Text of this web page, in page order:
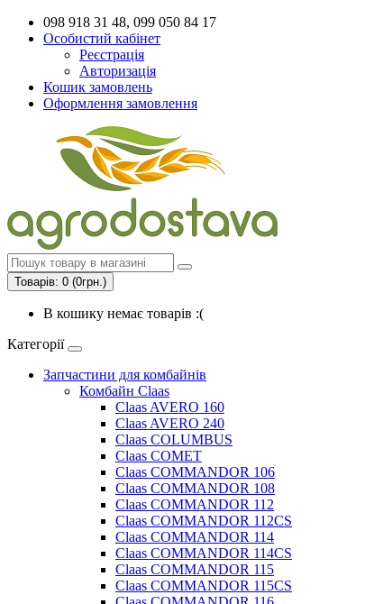
098 918 31 48, 099 050 84 17
Особистий кабінет
Реєстрація
Авторизація
Кошик замовлень
Оформлення замовлення
Товарів: 0 (0грн.)
В кошику немає товарів :(
Категорії
Запчастини для комбайнів
Комбайн Claas
Claas AVERO 160
Claas AVERO 240
Claas COLUMBUS
Claas COMET
Claas COMMANDOR 106
Claas COMMANDOR 108
Claas COMMANDOR 112
Claas COMMANDOR 112CS
Claas COMMANDOR 114
Claas COMMANDOR 114CS
Claas COMMANDOR 115
Claas COMMANDOR 115CS